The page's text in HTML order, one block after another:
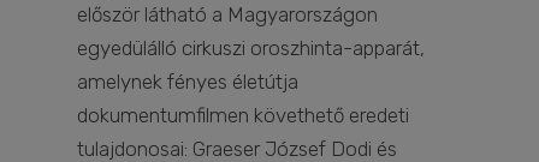
először látható a Magyarországon
egyedülálló cirkuszi oroszhinta-apparát,
amelynek fényes életútja
dokumentumfilmen követhető eredeti
tulajdonosai: Graeser József Dodi és